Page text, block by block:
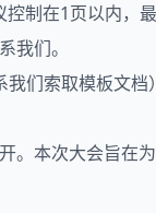
制在1页以内，最
我们。
们索取模板文档
。本次大会旨在